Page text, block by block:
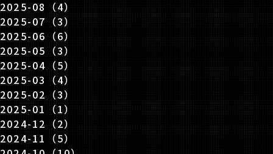
2025-08（4）
2025-07（3）
2025-06（6）
2025-05（3）
2025-04（5）
2025-03（4）
2025-02（3）
2025-01（1）
2024-12（2）
2024-11（5）